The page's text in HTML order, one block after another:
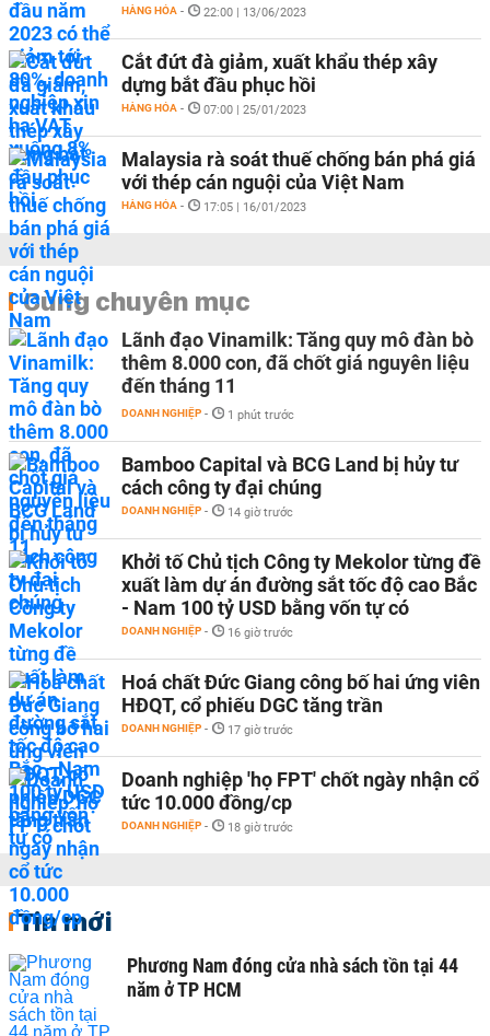
HÀNG HÓA - 22:00 | 13/06/2023
Cắt đứt đà giảm, xuất khẩu thép xây
dựng bắt đầu phục hồi
HÀNG HÓA - 07:00 | 25/01/2023
Malaysia rà soát thuế chống bán phá giá
với thép cán nguội của Việt Nam
HÀNG HÓA - 17:05 | 16/01/2023
Cùng chuyên mục
Lãnh đạo Vinamilk: Tăng quy mô đàn bò
thêm 8.000 con, đã chốt giá nguyên liệu
đến tháng 11
DOANH NGHIỆP - 1 phút trước
Bamboo Capital và BCG Land bị hủy tư
cách công ty đại chúng
DOANH NGHIỆP - 14 giờ trước
Khởi tố Chủ tịch Công ty Mekolor từng đề
xuất làm dự án đường sắt tốc độ cao Bắc
- Nam 100 tỷ USD bằng vốn tự có
DOANH NGHIỆP - 16 giờ trước
Hoá chất Đức Giang công bố hai ứng viên
HĐQT, cổ phiếu DGC tăng trần
DOANH NGHIỆP - 17 giờ trước
Doanh nghiệp 'họ FPT' chốt ngày nhận cổ
tức 10.000 đồng/cp
DOANH NGHIỆP - 18 giờ trước
Tin mới
Phương Nam đóng cửa nhà sách tồn tại 44
năm ở TP HCM